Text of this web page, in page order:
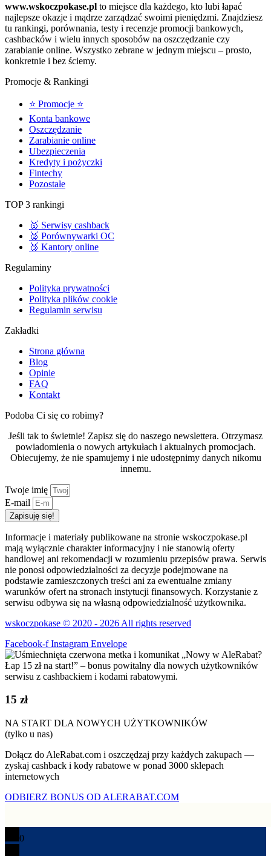
www.wskoczpokase.pl to miejsce dla każdego, kto lubi łapać
najlepsze okazje i mądrze zarządzać swoimi pieniędzmi. Znajdziesz
tu rankingi, porównania, testy i recenzje promocji bankowych,
cashbacków i wielu innych sposobów na oszczędzanie czy
zarabianie online. Wszystko zebrane w jednym miejscu – prosto,
konkretnie i bez ściemy.
Promocje & Rankingi
⭐ Promocje ⭐
Konta bankowe
Oszczędzanie
Zarabianie online
Ubezpieczenia
Kredyty i pożyczki
Fintechy
Pozostałe
TOP 3 rankingi
🥇 Serwisy cashback
🥈 Porównywarki OC
🥉 Kantory online
Regulaminy
Polityka prywatności
Polityka plików cookie
Regulamin serwisu
Zakładki
Strona główna
Blog
Opinie
FAQ
Kontakt
Podoba Ci się co robimy?
Jeśli tak to świetnie! Zapisz się do naszego newslettera. Otrzymasz
powiadomienia o nowych artykułach i aktualnych promocjach.
Obiecujemy, że nie spamujemy i nie udostępnimy danych nikomu
innemu.
Twoje imię
E-mail
Zapisuję się!
Informacje i materiały publikowane na stronie wskoczpokase.pl
mają wyłącznie charakter informacyjny i nie stanowią oferty
handlowej ani rekomendacji w rozumieniu przepisów prawa. Serwis
nie ponosi odpowiedzialności za decyzje podejmowane na
podstawie zamieszczonych treści ani za ewentualne zmiany
warunków ofert na stronach instytucji finansowych. Korzystanie z
serwisu odbywa się na własną odpowiedzialność użytkownika.
wskoczpokase © 2020 - 2026 All rights reserved
Facebook-f Instagram Envelope
15 zł
NA START DLA NOWYCH UŻYTKOWNIKÓW
(tylko u nas)
Dołącz do AleRabat.com i oszczędzaj przy każdych zakupach —
zyskaj cashback i kody rabatowe w ponad 3000 sklepach
internetowych
ODBIERZ BONUS OD ALERABAT.COM
0